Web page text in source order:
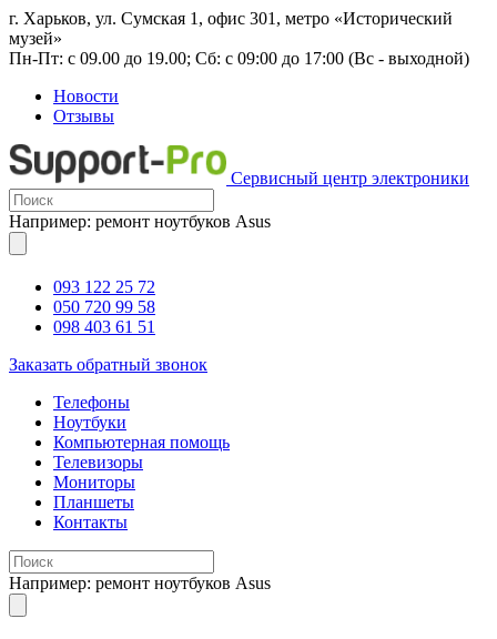
г. Харьков, ул. Сумская 1, офис 301, метро «Исторический
музей»
Пн-Пт: с 09.00 до 19.00; Сб: с 09:00 до 17:00 (Вс - выходной)
Новости
Отзывы
Сервисный центр электроники
Например: ремонт ноутбуков Asus
093 122 25 72
050 720 99 58
098 403 61 51
Заказать обратный звонок
Телефоны
Ноутбуки
Компьютерная помощь
Телевизоры
Мониторы
Планшеты
Контакты
Например: ремонт ноутбуков Asus